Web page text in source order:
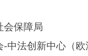
会保障局
中法创新中心（